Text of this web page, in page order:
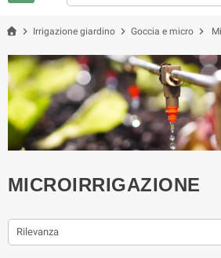
chevron_right Irrigazione giardino chevron_right Goccia e micro chevron_right
MICROIRRIGAZIONE
Rilevanza